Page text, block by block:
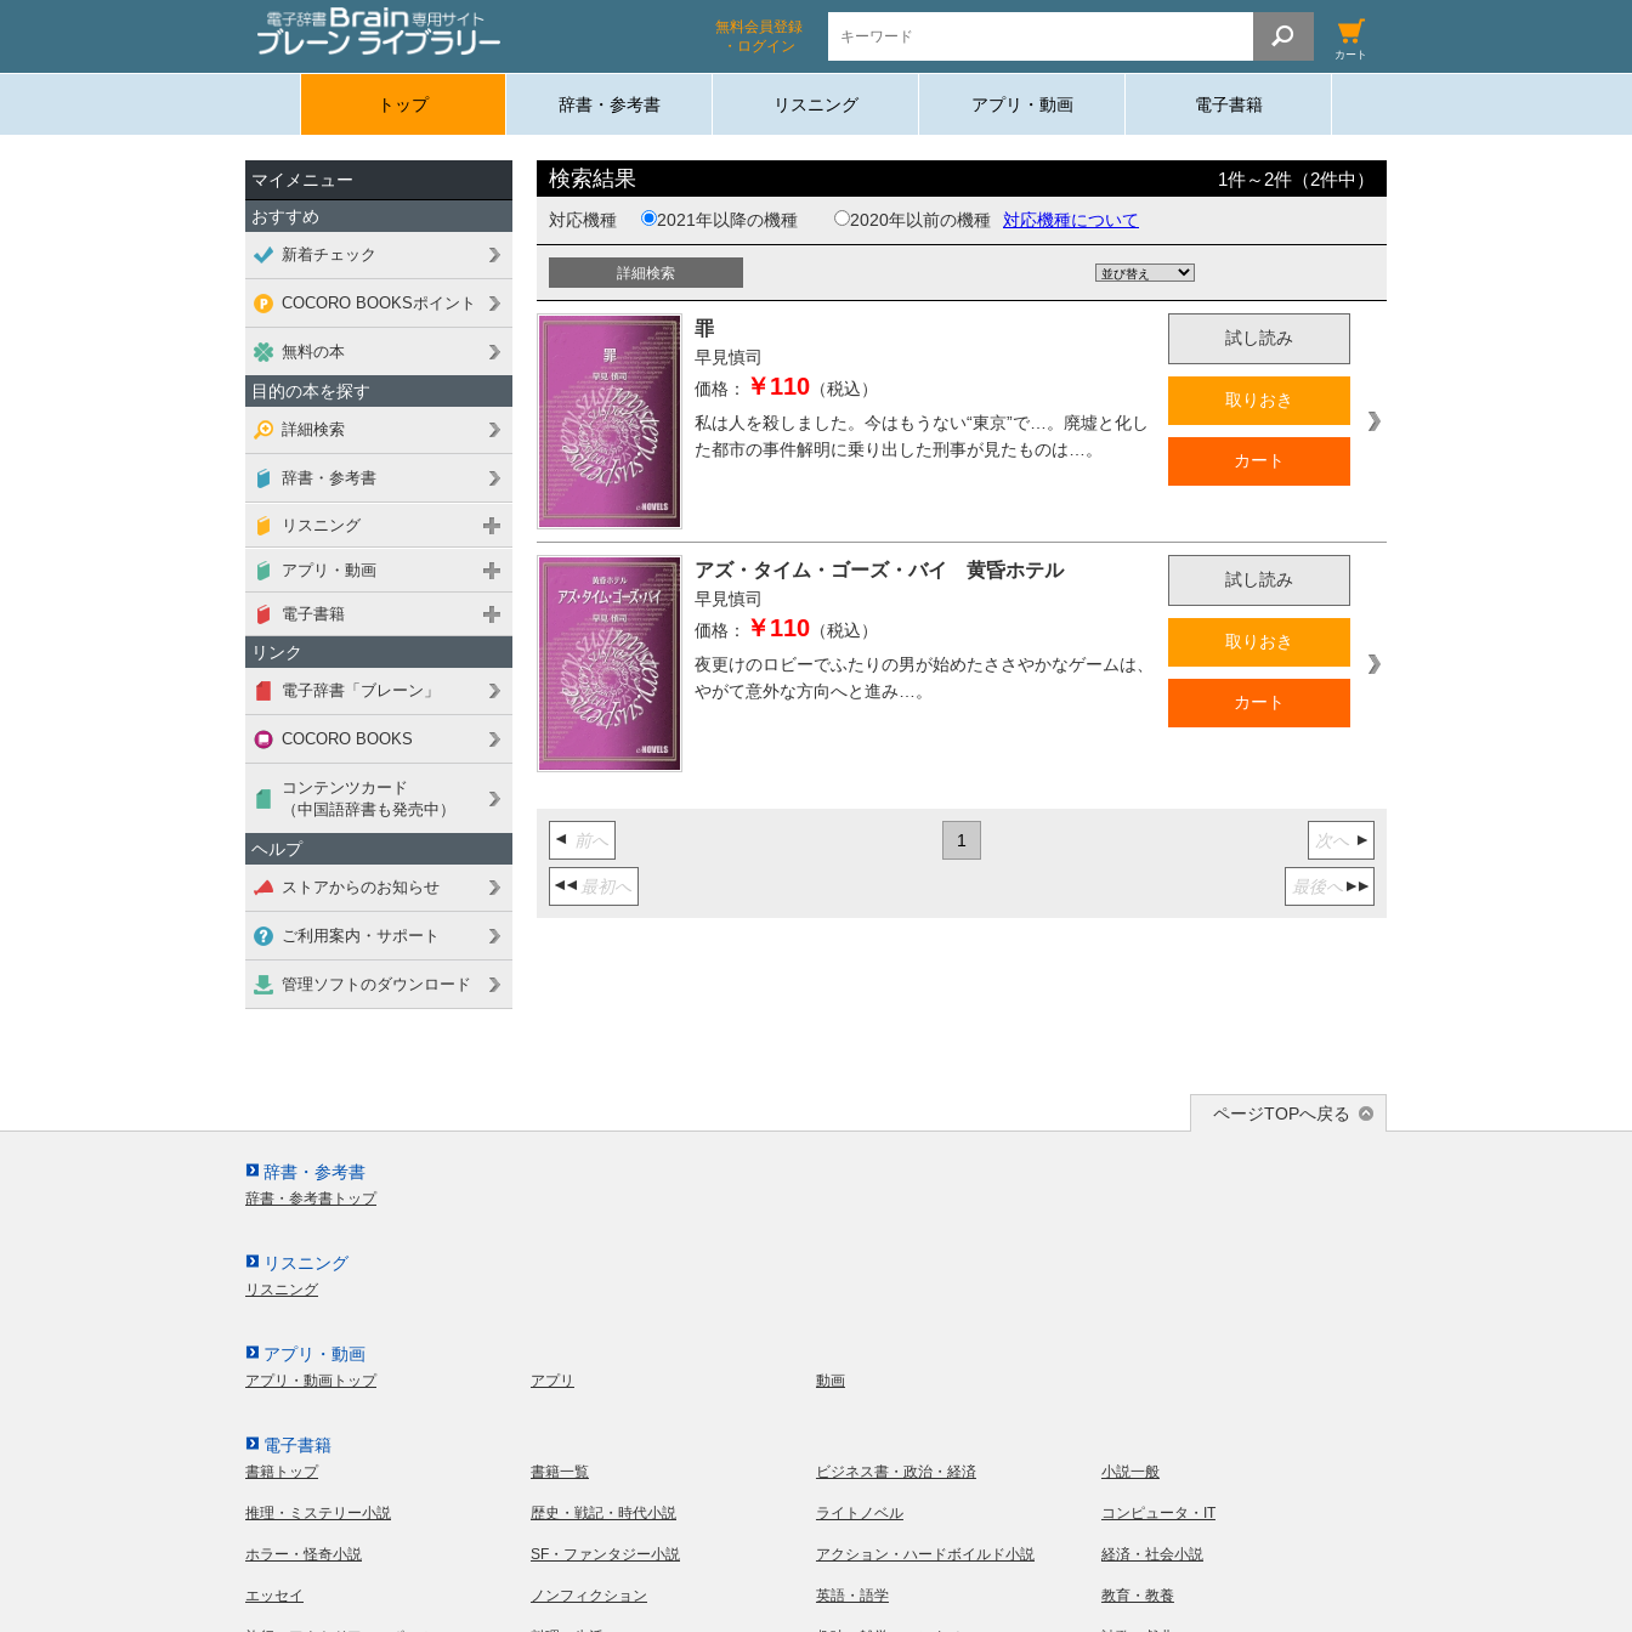
無料会員登録
・ログイン
カート
トップ 辞書・参考書 リスニング アプリ・動画 電子書籍
検索結果 1件～ 2件（2件中）
対応機種 2021年以降の機種 2020年以前の機種 対応機種について
罪
早見慎司
価格：
￥110 （税込）
試し読み
取りおき
カート
私は人を殺しました。今はもうない“東京”で…。廃墟と化し
た都市の事件解明に乗り出した刑事が見たものは…。
アズ・タイム・ゴーズ・バイ 黄昏ホテル
早見慎司
価格：
￥110 （税込）
試し読み
取りおき
カート
夜更けのロビーでふたりの男が始めたささやかなゲームは、
やがて意外な方向へと進み…。
最初へ
前へ 1 次へ
最後へ
マイメニュー
おすすめ
新着チェック
COCORO BOOKSポイント
無料の本
目的の本を探す
詳細検索
辞書・参考書
リスニング
アプリ・動画
電子書籍
リンク
電子辞書「ブレーン」
COCORO BOOKS
コンテンツカード
（中国語辞書も発売中）
ヘルプ
ストアからのお知らせ
ご利用案内・サポート
管理ソフトのダウンロード
辞書・参考書
辞書・参考書トップ
リスニング
リスニング
アプリ・動画
アプリ・動画トップ アプリ 動画
電子書籍
書籍トップ 書籍一覧 ビジネス書・政治・経済 小説一般
推理・ミステリー小説 歴史・戦記・時代小説 ライトノベル コンピュータ・IT
ホラー・怪奇小説 SF・ファンタジー小説 アクション・ハードボイルド小説 経済・社会小説
エッセイ ノンフィクション 英語・語学 教育・教養
ページTOPへ戻る